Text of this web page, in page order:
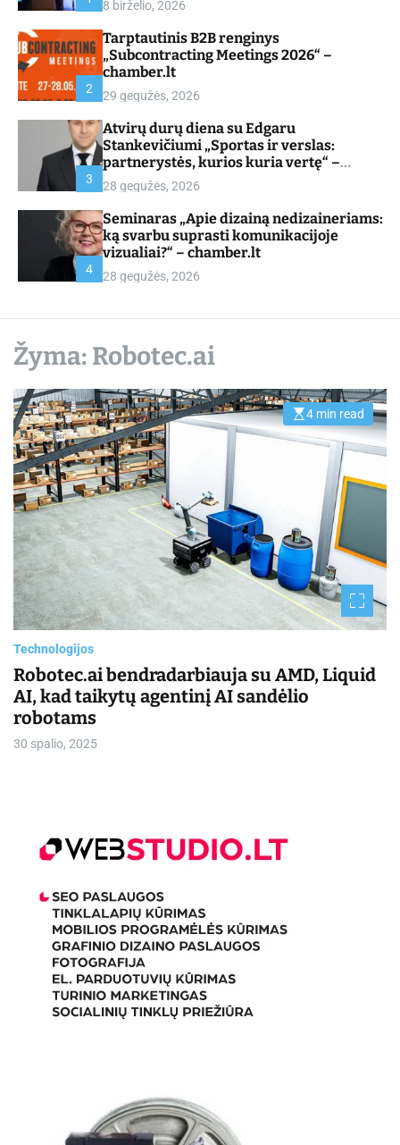
8 birželio, 2026
2
Tarptautinis B2B renginys
„Subcontracting Meetings 2026“ –
chamber.lt
29 gegužės, 2026
3
Atvirų durų diena su Edgaru
Stankevičiumi „Sportas ir verslas:
partnerystės, kurios kuria vertę“ –
chamber.lt
28 gegužės, 2026
4
Seminaras „Apie dizainą nedizaineriams:
ką svarbu suprasti komunikacijoje
vizualiai?“ – chamber.lt
28 gegužės, 2026
Žyma: Robotec.ai
E
s
t
i
m
d
r
e
a
d
t
i
m
e
4 min read
Technologijos
Robotec.ai bendradarbiauja su AMD, Liquid
AI, kad taikytų agentinį AI sandėlio
robotams
30 spalio, 2025